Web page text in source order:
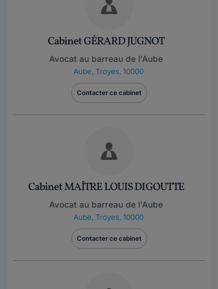
Cabinet GÉRARD JUGNOT
Avocat au barreau de l'Aube
Aube, Troyes, 10000
Contacter ce cabinet
Cabinet MAÎTRE LOUIS DIGOUTTE
Avocat au barreau de l'Aube
Aube, Troyes, 10000
Contacter ce cabinet